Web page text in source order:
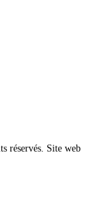
réservés. Site web